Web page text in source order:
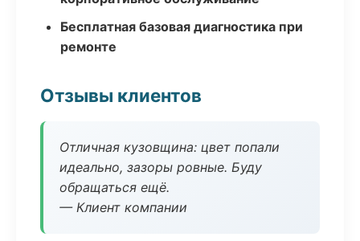
Бесплатная базовая диагностика при
ремонте
Отзывы клиентов
Отличная кузовщина: цвет попали
идеально, зазоры ровные. Буду
обращаться ещё.
— Клиент компании